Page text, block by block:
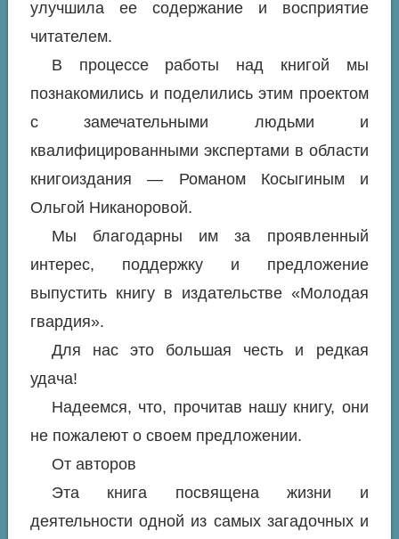
улучшила ее содержание и восприятие
читателем.
В процессе работы над книгой мы
познакомились и поделились этим проектом
с замечательными людьми и
квалифицированными экспертами в области
книгоиздания — Романом Косыгиным и
Ольгой Никаноровой.
Мы благодарны им за проявленный
интерес, поддержку и предложение
выпустить книгу в издательстве «Молодая
гвардия».
Для нас это большая честь и редкая
удача!
Надеемся, что, прочитав нашу книгу, они
не пожалеют о своем предложении.
От авторов
Эта книга посвящена жизни и
деятельности одной из самых загадочных и